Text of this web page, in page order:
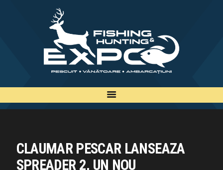
CLAUMAR PESCAR LANSEAZA
SPREADER 2, UN NOU
INFO
INSCRIERE
TARIFE
EDITII
CONTACT